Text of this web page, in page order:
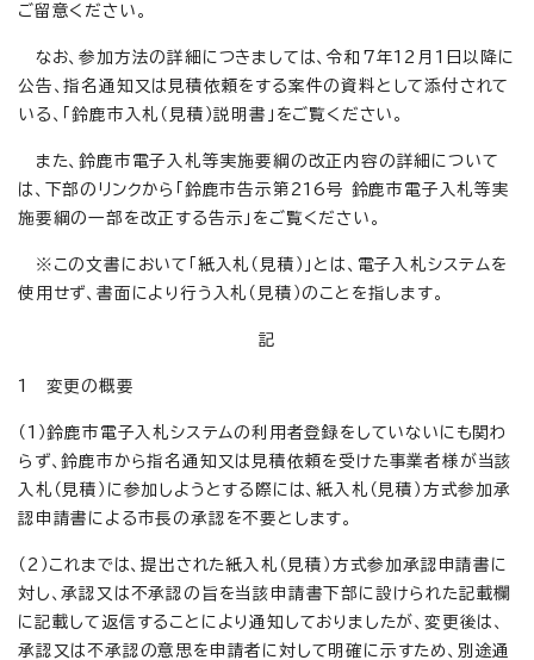
ご留意ください。
なお、参加方法の詳細につきましては、令和7年12月1日以降に
公告、指名通知又は見積依頼をする案件の資料として添付されて
いる、「鈴鹿市入札（見積）説明書」をご覧ください。
また、鈴鹿市電子入札等実施要綱の改正内容の詳細について
は、下部のリンクから「鈴鹿市告示第216号 鈴鹿市電子入札等実
施要綱の一部を改正する告示」をご覧ください。
※この文書において「紙入札（見積）」とは、電子入札システムを
使用せず、書面により行う入札（見積）のことを指します。
記
1 変更の概要
（1）鈴鹿市電子入札システムの利用者登録をしていないにも関わ
らず、鈴鹿市から指名通知又は見積依頼を受けた事業者様が当該
入札（見積）に参加しようとする際には、紙入札（見積）方式参加承
認申請書による市長の承認を不要とします。
（2）これまでは、提出された紙入札（見積）方式参加承認申請書に
対し、承認又は不承認の旨を当該申請書下部に設けられた記載欄
に記載して返信することにより通知しておりましたが、変更後は、
承認又は不承認の意思を申請者に対して明確に示すため、別途通